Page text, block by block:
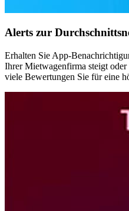
Alerts zur
Erhalten Sie App-
Ihrer Mietwagenfirma steigt
viele Bewertungen Sie für eine